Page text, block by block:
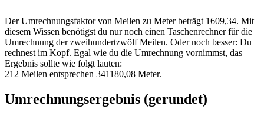
Der Umrechnungsfaktor von Meilen zu Meter beträgt 1609,34. Mit
diesem Wissen benötigst du nur noch einen Taschenrechner für die
Umrechnung der zweihundertzwölf Meilen. Oder noch besser: Du
rechnest im Kopf. Egal wie du die Umrechnung vornimmst, das
Ergebnis sollte wie folgt lauten:
212 Meilen entsprechen 341180,08 Meter.
Umrechnungsergebnis (gerundet)